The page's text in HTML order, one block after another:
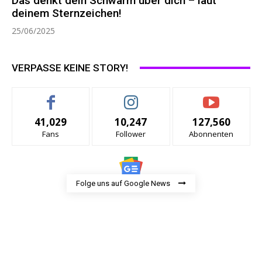
deinem Sternzeichen!
25/06/2025
VERPASSE KEINE STORY!
41,029
Fans
10,247
Follower
127,560
Abonnenten
Folge uns auf Google News